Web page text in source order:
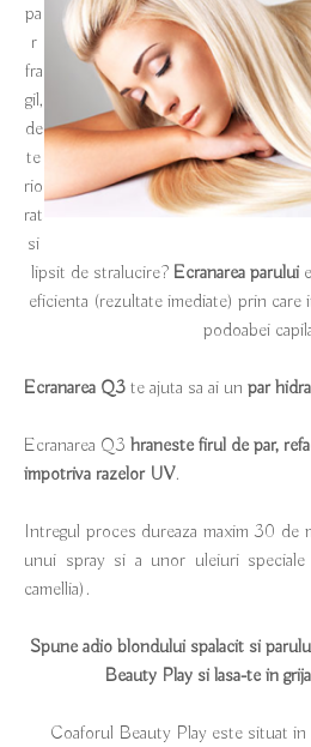
pa
r
fra
gil,
de
te
rio
rat
si
lipsit de stralucire? Ecranarea parului
eficienta (rezultate imediate) prin
podoabei
Ecranarea Q3 te ajuta sa ai un par
Ecranarea Q3 hraneste firul de par,
impotriva razelor UV.
Intregul proces dureaza maxim 30 de
unui spray si a unor uleiuri speciale
camellia).
Spune adio blondului spalacit si
Beauty Play si lasa-te in
Coaforul Beauty Play este situat